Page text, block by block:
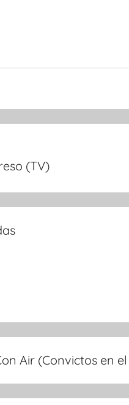
(TV)
Air (Convictos en